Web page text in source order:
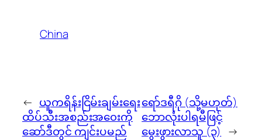
China
← ယူကရိန်းငြိမ်းချမ်းရေး
ထိပ်သီးအစည်းအ၀ေးကို
ဆော်ဒီတွင် ကျင်းပမည်
ရော်ဒရီဂို (သို့မဟုတ်)
ဘောလုံးပါရမီဖြင့်
မွေးဖွားလာသူ (၃) →